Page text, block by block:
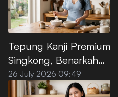
Tepung Kanji Premium
Singkong, Benarkah
100% Bebas Gluten?
26 July 2026 09:49